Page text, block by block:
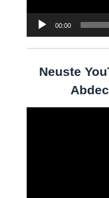
00:00
Neuste